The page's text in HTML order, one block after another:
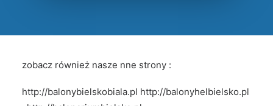
zobacz również nasze nne strony :
http://balonybielskobiala.pl http://balonyhelbielsko.pl